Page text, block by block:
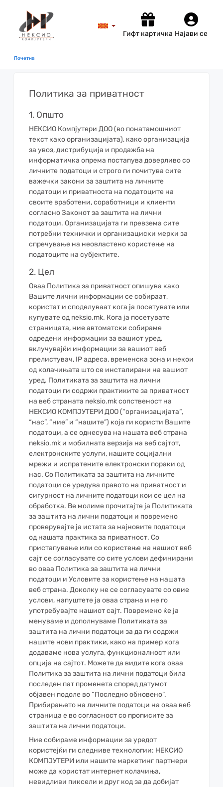
Гифт картичка Најави се
Почетна
Политика за приватност
1. Општо
НЕКСИО Компјутери ДОО (во понатамошниот
текст како организацијата), како организација
за увоз, дистрибуција и продажба на
информатичка опрема постапува доверливо со
личните податоци и строго ги почитува сите
важечки закони за заштита на личните
податоци и приватноста на податоците на
своите вработени, соработници и клиенти
согласно Законот за заштита на лични
податоци. Организацијата ги превзема сите
потребни технички и организациски мерки за
спречување на неовластено користење на
податоците на субјектите.
2. Цел
Оваа Политика за приватност опишува како
Вашите лични информации се собираат,
користат и споделуваат кога ја посетувате или
купувате од neksio.mk. Кога ја посетувате
страницата, ние автоматски собираме
одредени информации за вашиот уред,
вклучувајќи информации за вашиот веб
прелистувач, IP адреса, временска зона и некои
од колачињата што се инсталирани на вашиот
уред. Политиката за заштита на лични
податоци ги содржи практиките за приватност
на веб страната neksio.mk сопственост на
НЕКСИО КОМПЈУТЕРИ ДОО (“организацијата“,
“нас”, “ние” и “нашите”) која ги користи Вашите
податоци, а се однесува на нашата веб страна
neksio.mk и мобилната верзија на веб сајтот,
електронските услуги, нашите социјални
мрежи и испратените електронски пораки од
нас. Со Политиката за заштита на личните
податоци се уредува правото на приватност и
сигурност на личните податоци кои се цел на
обработка. Ве молиме прочитајте ја Политиката
за заштита на лични податоци и повремено
проверувајте ја истата за најновите податоци
од нашата практика за приватност. Со
пристaпување или со користење на нашиот веб
сајт се согласувате со сите услови дефинирани
во оваа Политика за заштитa на лични
податоци и Условите за користење на нашата
веб страна. Доколку не се согласувате со овие
услови, напуштете ја оваа страна и не го
употребувајте нашиот сајт. Повремено ќе ја
менуваме и дополнуваме Политиката за
заштита на лични податоци за да ги содржи
нашите нови практики, како на пример кога
додаваме нова услуга, функционалност или
опција на сајтот. Можете да видите кога оваа
Политика за заштита на лични податоци била
последен пат променета според датумот
објавен подоле во “Последно обновено”.
Прибирањето на личните податоци на оваа веб
страница е во согласност со прописите за
заштита на лични податоци.
Ние собираме информации за уредот
користејќи ги следниве технологии: НЕКСИО
КОМПЈУТЕРИ или нашите маркетинг партнери
може да користат интернет колачиња,
невидливи пиксели и друг код за да добијат